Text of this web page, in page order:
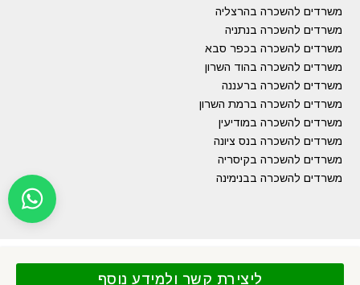
משרדים להשכרה בהרצליה
משרדים להשכרה בנתניה
משרדים להשכרה בכפר סבא
משרדים להשכרה בהוד השרון
משרדים להשכרה ברעננה
משרדים להשכרה ברמת השרון
משרדים להשכרה במודיעין
משרדים להשכרה בנס ציונה
משרדים להשכרה בקיסריה
משרדים להשכרה בבנימינה
ליצירת קשר ולמידע נוסף